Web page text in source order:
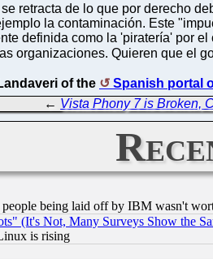
retracta de lo que por derecho
la contaminación. Este
definida como la 'piratería' por
organizaciones. Quieren que el
of the Spanish portal
← Vista Phony 7 is Broken,
being laid off by IBM wasn't
(It's Not, Many Surveys Show the
is rising